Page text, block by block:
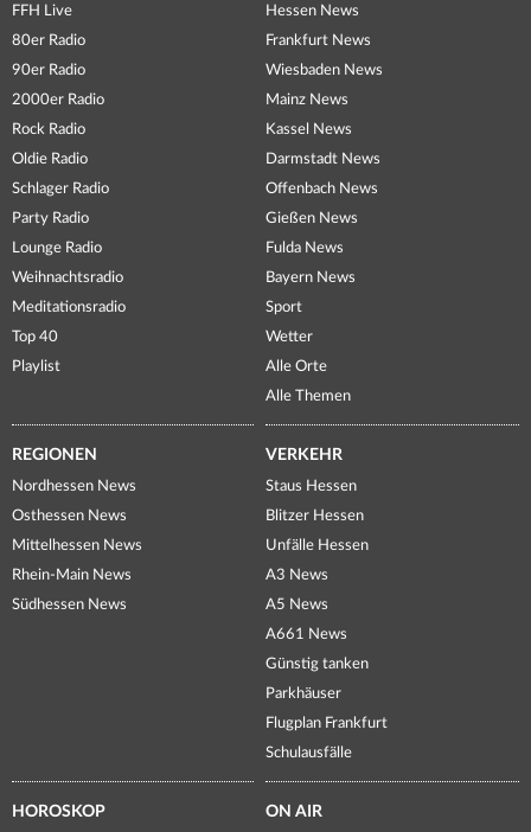
FFH Live
80er Radio
90er Radio
2000er Radio
Rock Radio
Oldie Radio
Schlager Radio
Party Radio
Lounge Radio
Weihnachtsradio
Meditationsradio
Top 40
Playlist
Hessen News
Frankfurt News
Wiesbaden News
Mainz News
Kassel News
Darmstadt News
Offenbach News
Gießen News
Fulda News
Bayern News
Sport
Wetter
Alle Orte
Alle Themen
REGIONEN
Nordhessen News
Osthessen News
Mittelhessen News
Rhein-Main News
Südhessen News
VERKEHR
Staus Hessen
Blitzer Hessen
Unfälle Hessen
A3 News
A5 News
A661 News
Günstig tanken
Parkhäuser
Flugplan Frankfurt
Schulausfälle
HOROSKOP ON AIR